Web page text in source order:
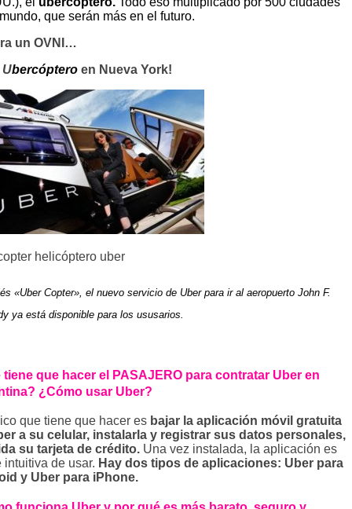
que serán más en el futuro.
un OVNI…
Ubercóptero en Nueva York!
helicóptero uber
«Uber Copter», el nuevo servicio de Uber para ir al aeropuerto John F.
ya está disponible para los ususarios.
tiene que hacer el PASAJERO para contratar Uber en
¿Cómo usar Uber?
que tiene que hacer es bajar la aplicación móvil gratuita
a su celular, instalarla y registrar sus datos personales,
su tarjeta de crédito. Una vez instalada, la aplicación es
intuitiva de usar. Hay dos tipos de aplicaciones: Uber para
y Uber para iPhone.